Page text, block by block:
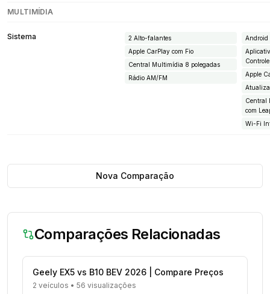
MULTIMÍDIA
Sistema
2 Alto-falantes
Apple CarPlay com Fio
Central Multimídia 8 polegadas
Rádio AM/FM
Android
Apple
Central
com
Wi-Fi
Nova Comparação
Comparações Relacionadas
Geely EX5 vs B10 BEV 2026 | Compare Preços
2 veículos • 56 visualizações